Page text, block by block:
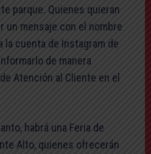
parque. Quienes quieran
un mensaje con el nombre
cuenta de Instagram de
de manera
Atención al Cliente en el
habrá una Feria de
Alto, quienes ofrecerán